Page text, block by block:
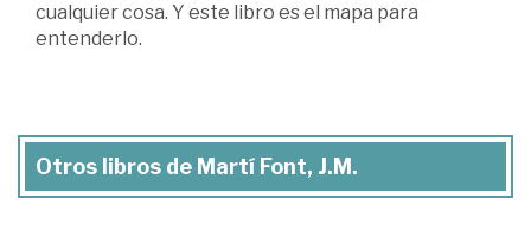
cualquier cosa. Y este libro es el mapa para
entenderlo.
Otros libros de Martí Font, J.M.